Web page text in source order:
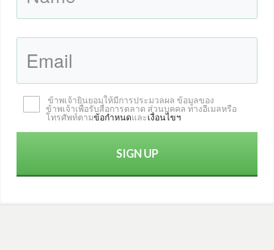
ข้าพเจ้ายินยอมให้มีการประมวลผล ข้อมูลของ
ข้าพเจ้าเพื่อรับสื่อการตลาด ส่วนบุคคล ทางอีเมลหรือ
โทรศัพท์ตามข้อกำหนดและเงื่อนไขฯ
SIGN UP